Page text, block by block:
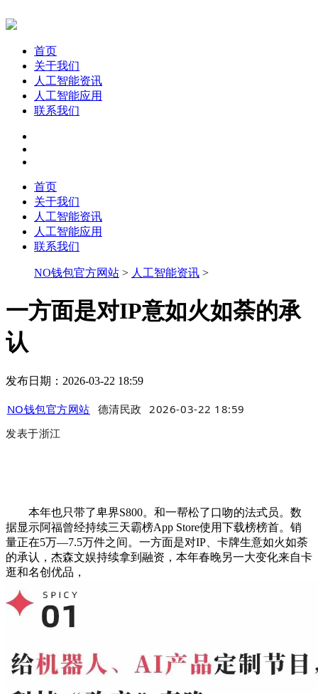
首页
关于我们
人工智能资讯
人工智能应用
联系我们
首页
关于我们
人工智能资讯
人工智能应用
联系我们
NO钱包官方网站 > 人工智能资讯 >
一方面是对IP意如火如荼的承
认
发布日期：2026-03-22 18:59
NO钱包官方网站 德清民政
2026-03-22 18:59
发表于浙江
本年也只带了卑界S800。和一帮松了口吻的法式员。数
据显示阿福曾经持续三天霸榜App Store使用下载榜榜首。销
量正在5万—7.5万件之间。一方面是对IP、卡牌生意如火如荼
的承认，杰森文娱持续拿到融资，本年春晚另一大变化来自卡
逛和名创优品，